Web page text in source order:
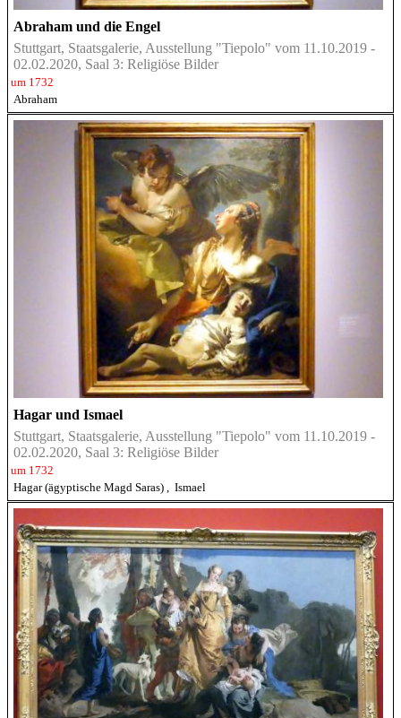
Abraham und die Engel
Stuttgart, Staatsgalerie, Ausstellung "Tiepolo" vom 11.10.2019 -
02.02.2020, Saal 3: Religiöse Bilder
um 1732
Abraham
Hagar und Ismael
Stuttgart, Staatsgalerie, Ausstellung "Tiepolo" vom 11.10.2019 -
02.02.2020, Saal 3: Religiöse Bilder
um 1732
Hagar (ägyptische Magd Saras)
Ismael